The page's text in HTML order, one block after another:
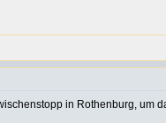
in Rothenburg, um